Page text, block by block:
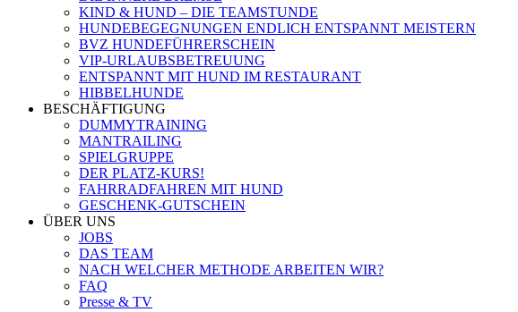
KIND & HUND – DIE TEAMSTUNDE
HUNDEBEGEGNUNGEN ENDLICH ENTSPANNT MEISTERN
BVZ HUNDEFÜHRERSCHEIN
VIP-URLAUBSBETREUUNG
ENTSPANNT MIT HUND IM RESTAURANT
HIBBELHUNDE
BESCHÄFTIGUNG
DUMMYTRAINING
MANTRAILING
SPIELGRUPPE
DER PLATZ-KURS!
FAHRRADFAHREN MIT HUND
GESCHENK-GUTSCHEIN
ÜBER UNS
JOBS
DAS TEAM
NACH WELCHER METHODE ARBEITEN WIR?
FAQ
Presse & TV